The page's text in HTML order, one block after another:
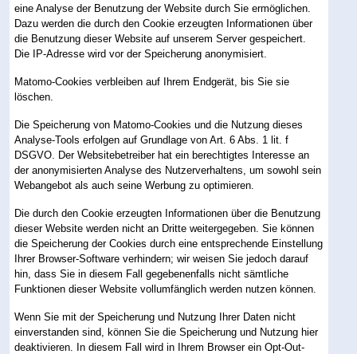
eine Analyse der Benutzung der Website durch Sie ermöglichen.
Dazu werden die durch den Cookie erzeugten Informationen über
die Benutzung dieser Website auf unserem Server gespeichert.
Die IP-Adresse wird vor der Speicherung anonymisiert.
Matomo-Cookies verbleiben auf Ihrem Endgerät, bis Sie sie
löschen.
Die Speicherung von Matomo-Cookies und die Nutzung dieses
Analyse-Tools erfolgen auf Grundlage von Art. 6 Abs. 1 lit. f
DSGVO. Der Websitebetreiber hat ein berechtigtes Interesse an
der anonymisierten Analyse des Nutzerverhaltens, um sowohl sein
Webangebot als auch seine Werbung zu optimieren.
Die durch den Cookie erzeugten Informationen über die Benutzung
dieser Website werden nicht an Dritte weitergegeben. Sie können
die Speicherung der Cookies durch eine entsprechende Einstellung
Ihrer Browser-Software verhindern; wir weisen Sie jedoch darauf
hin, dass Sie in diesem Fall gegebenenfalls nicht sämtliche
Funktionen dieser Website vollumfänglich werden nutzen können.
Wenn Sie mit der Speicherung und Nutzung Ihrer Daten nicht
einverstanden sind, können Sie die Speicherung und Nutzung hier
deaktivieren. In diesem Fall wird in Ihrem Browser ein Opt-Out-